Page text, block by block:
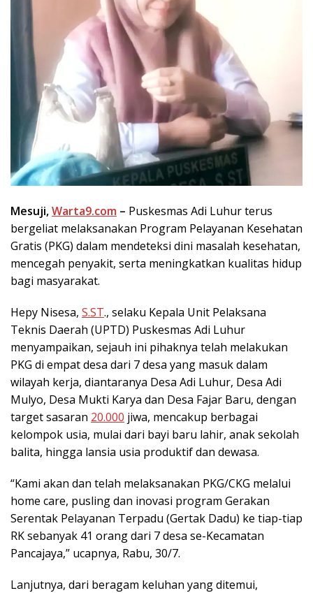
Mesuji,Warta9.com – Puskesmas Adi Luhur terus
bergeliat melaksanakan Program Pelayanan Kesehatan
Gratis (PKG) dalam mendeteksi dini masalah kesehatan,
mencegah penyakit, serta meningkatkan kualitas hidup
bagi masyarakat.
Hepy Nisesa, S.ST., selaku Kepala Unit Pelaksana
Teknis Daerah (UPTD) Puskesmas Adi Luhur
menyampaikan, sejauh ini pihaknya telah melakukan
PKG di empat desa dari 7 desa yang masuk dalam
wilayah kerja, diantaranya Desa Adi Luhur, Desa Adi
Mulyo, Desa Mukti Karya dan Desa Fajar Baru, dengan
target sasaran 20.000 jiwa, mencakup berbagai
kelompok usia, mulai dari bayi baru lahir, anak sekolah
balita, hingga lansia usia produktif dan dewasa.
“Kami akan dan telah melaksanakan PKG/CKG melalui
home care, pusling dan inovasi program Gerakan
Serentak Pelayanan Terpadu (Gertak Dadu) ke tiap-tiap
RK sebanyak 41 orang dari 7 desa se-Kecamatan
Pancajaya,” ucapnya, Rabu, 30/7.
Lanjutnya, dari beragam keluhan yang ditemui,